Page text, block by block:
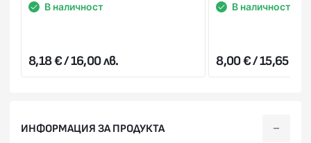
В наличност
8,18 € / 16,00 лв.
В наличност
8,00 € / 15,65 лв.
ИНФОРМАЦИЯ ЗА ПРОДУКТА